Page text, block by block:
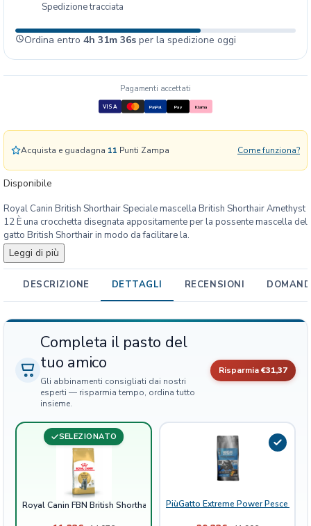
Disponibile
Royal Canin British Shorthair Speciale mascella British Shorthair Amethyst
12 È una crocchetta disegnata appositamente per la possente mascella del
gatto British Shorthair in modo da facilitare la.
Leggi di più
a
n
i
n
r
i
i
h
S
h
o
r
t
h
a
r
q
u
a
n
t
Spedizione tracciata
Ordina entro 4h 31m 36s per la spedizione oggi
Acquista e guadagna 11 Punti Zampa Come funziona?
Pagamenti accettati
VISA PayPal Pay Klarna
DESCRIZIONE DETTAGLI RECENSIONI
Completa il pasto del
tuo amico
Gli abbinamenti consigliati dai nostri
esperti — risparmia tempo, ordina tutto
insieme.
Risparmia€31,37
SELEZIONATO
Royal Canin FBN British Shorthair PiùGatto Extreme Power Pesce